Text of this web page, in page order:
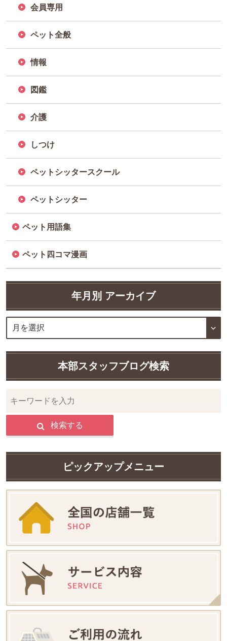
会員専用
ペット全般
情報
図鑑
介護
しつけ
ペットシッタースクール
ペットシッター
ペット用語集
ペット四コマ漫画
年月別 アーカイブ
本部スタッフブログ検索
検索する
ピックアップメニュー